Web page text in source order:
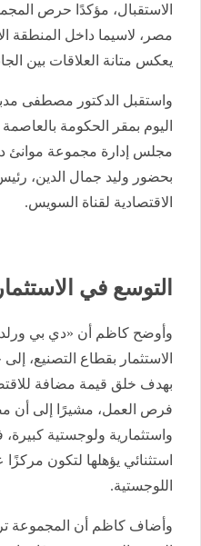
الاستقبال، مؤكدًا حرص
مصر، لاسيما داخل المنطقة
يعكس متانة العلاقات بين
واستقبل الدكتور مصطفى
اليوم بمقر الحكومة
مجلس إدارة مجموعة موانئ
بحضور وليد جمال الدين،
الاقتصادية لقناة السويس.
التوسع في
وأوضح كاظم أن «دي بي
الاستثمار بقطاع التصنيع،
بهدف خلق قيمة مضافة
فرص العمل، مشيرًا إلى أن
واستثمارية ولوجستية
استثنائي يؤهلها لتكون مركزًا
اللوجستية.
وأضاف كاظم أن المجموعة